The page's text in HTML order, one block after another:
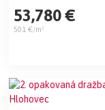
53,780 €
501 €/m²